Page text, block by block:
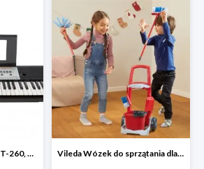
YAMAHA Keyboard YPT-260, 61 klawiszy Vileda Wózek do sprzątania dla dzieci